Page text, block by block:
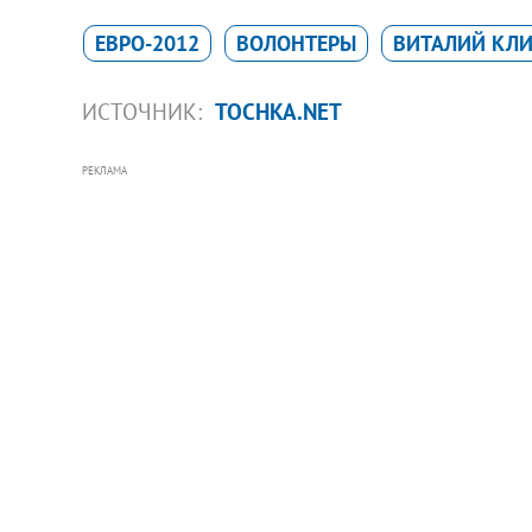
ЕВРО-2012 ВОЛОНТЕРЫ ВИТАЛИЙ
ИСТОЧНИК: TOCHKA.NET
РЕКЛАМА